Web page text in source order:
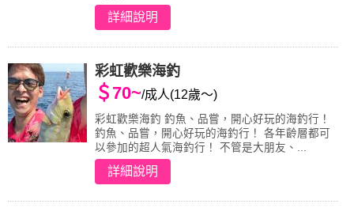
詳細說明
彩虹歡樂海釣
＄70~/成人(12歲～)
彩虹歡樂海釣 釣魚、品嘗，開心好玩的海釣行！
釣魚、品嘗，開心好玩的海釣行！ 各年齡層都可
以參加的超人氣海釣行！ 不管是大朋友、...
詳細說明